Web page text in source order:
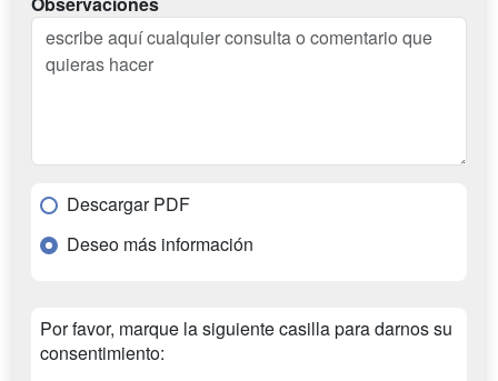
Descargar PDF
Deseo más información
Por favor, marque la siguiente casilla para darnos su
consentimiento: